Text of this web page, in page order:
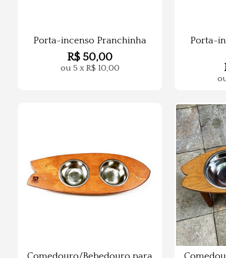
Porta-incenso Pranchinha
R$ 50,00
ou 5 x R$ 10,00
Porta-